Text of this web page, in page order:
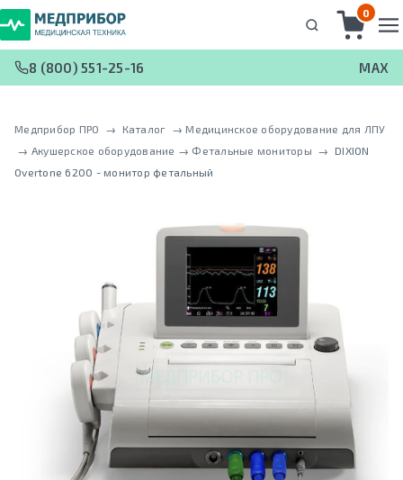
0
8 (800) 551-25-16 MAX
Медприбор ПРО → Каталог → Медицинское оборудование для ЛПУ
→ Акушерское оборудование → Фетальные мониторы → DIXION
Overtone 6200 - монитор фетальный